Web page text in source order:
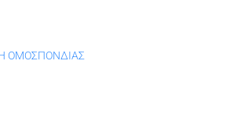
ΟΜΟΣΠΟΝΔΙΑΣ